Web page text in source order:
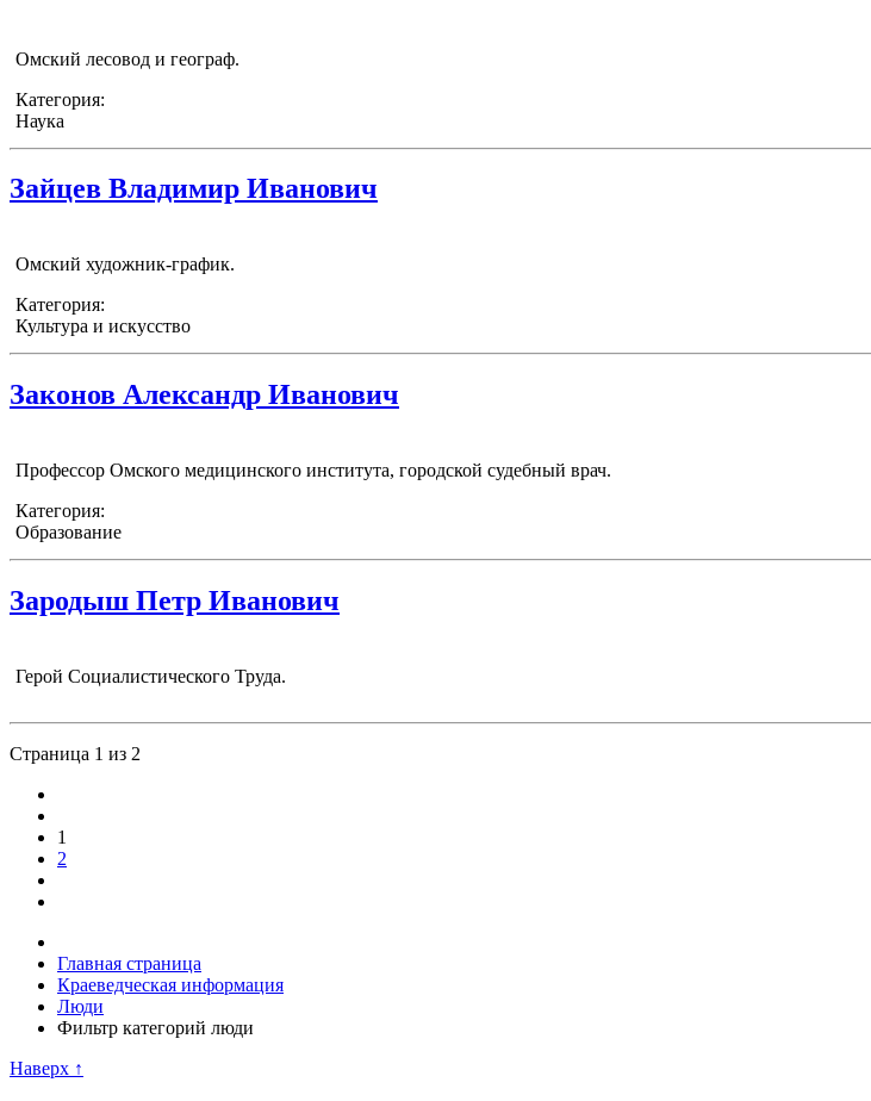
Омский лесовод и географ.
Категория:
Наука
Зайцев Владимир Иванович
Омский художник-график.
Категория:
Культура и искусство
Законов Александр Иванович
Профессор Омского медицинского института, городской судебный врач.
Категория:
Образование
Зародыш Петр Иванович
Герой Социалистического Труда.
Страница 1 из 2
1
2
Главная страница
Краеведческая информация
Люди
Фильтр категорий люди
Наверх ↑